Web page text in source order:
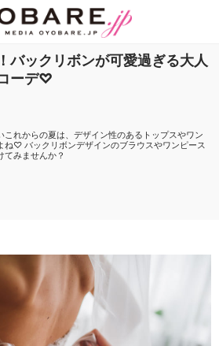
バックリボンが可愛過ぎる大人
ーデ♡
これからの夏は、デザイン性のあるトップスやワン
ね♡ バックリボンデザインのブラウスやワンピース
てみませんか？